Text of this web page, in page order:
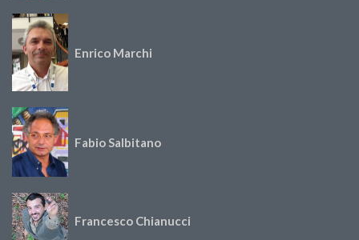
Enrico Marchi
Fabio Salbitano
Francesco Chianucci